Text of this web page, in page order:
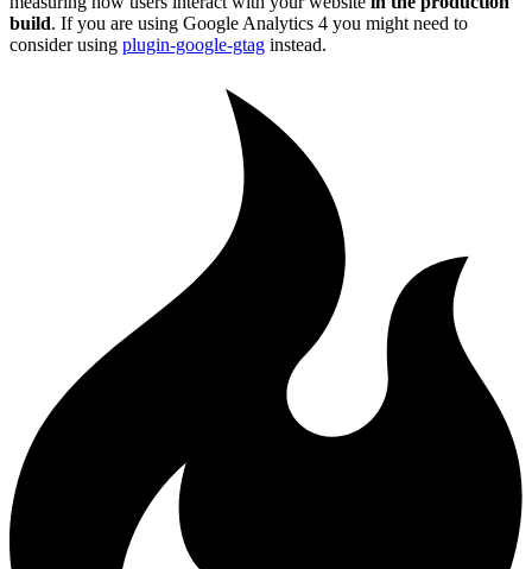
build. If you are using Google Analytics 4 you might need to
consider using plugin-google-gtag instead.